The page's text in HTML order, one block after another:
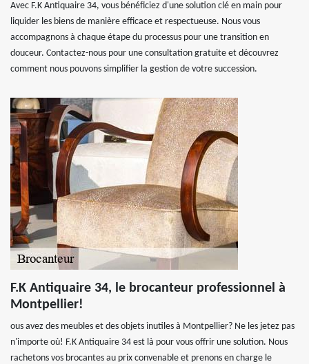
Avec F.K Antiquaire 34, vous bénéficiez d'une solution clé en main pour
liquider les biens de manière efficace et respectueuse. Nous vous
accompagnons à chaque étape du processus pour une transition en
douceur. Contactez-nous pour une consultation gratuite et découvrez
comment nous pouvons simplifier la gestion de votre succession.
F.K Antiquaire 34, le brocanteur professionnel à
Montpellier!
ous avez des meubles et des objets inutiles à Montpellier? Ne les jetez pas
n'importe où! F.K Antiquaire 34 est là pour vous offrir une solution. Nous
rachetons vos brocantes au prix convenable et prenons en charge le